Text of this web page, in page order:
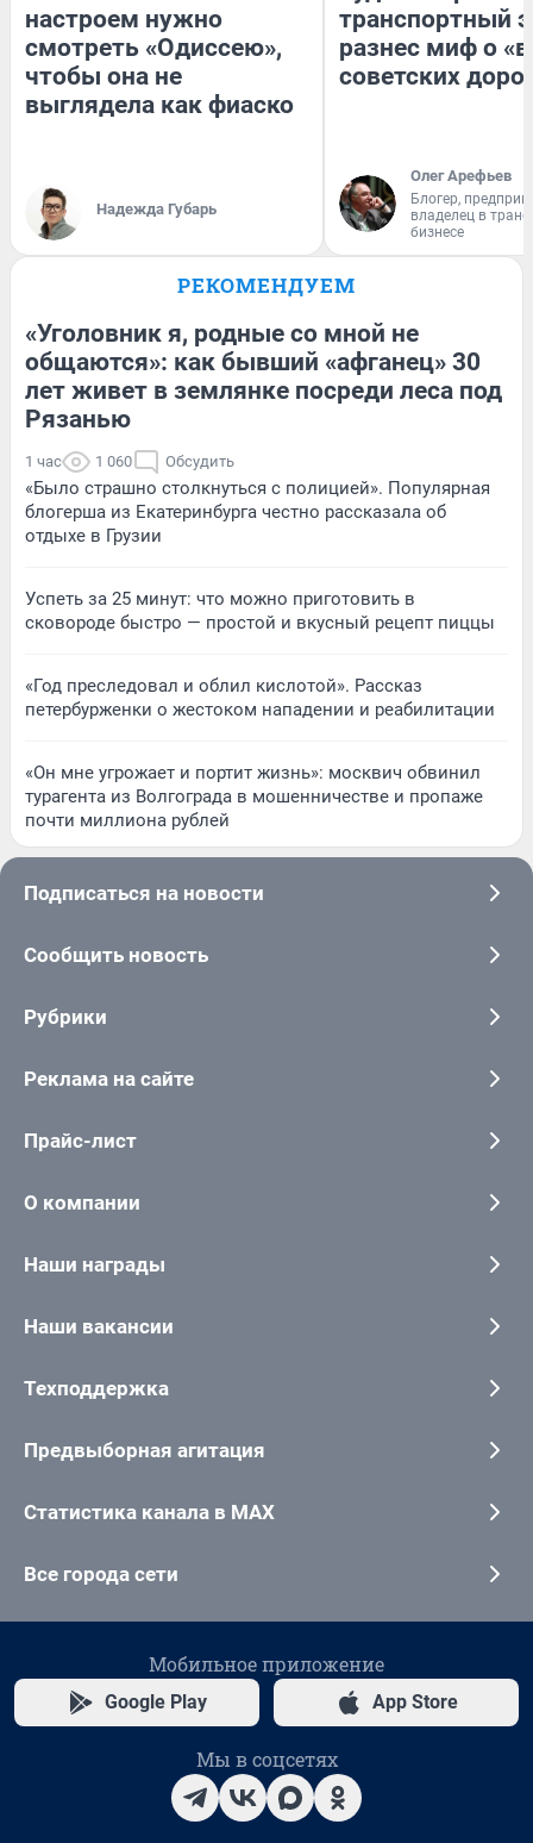
настроем нужно
смотреть «Одиссею»,
чтобы она не
выглядела как фиаско
Надежда Губарь
транспортный
разнес миф о
советских
Олег Арефьев
Блогер,
владелец в
бизнесе
РЕКОМЕНДУЕМ
«Уголовник я, родные со мной не
общаются»: как бывший «афганец» 30
лет живет в землянке посреди леса под
Рязанью
1 час 1 060 Обсудить
«Было страшно столкнуться с полицией». Популярная
блогерша из Екатеринбурга честно рассказала об
отдыхе в Грузии
Успеть за 25 минут: что можно приготовить в
сковороде быстро — простой и вкусный рецепт пиццы
«Год преследовал и облил кислотой». Рассказ
петербурженки о жестоком нападении и реабилитации
«Он мне угрожает и портит жизнь»: москвич обвинил
турагента из Волгограда в мошенничестве и пропаже
почти миллиона рублей
Подписаться на новости
Сообщить новость
Рубрики
Реклама на сайте
Прайс-лист
О компании
Наши награды
Наши вакансии
Техподдержка
Предвыборная агитация
Статистика канала в MAX
Все города сети
Мобильное приложение
Google Play App Store
Мы в соцсетях